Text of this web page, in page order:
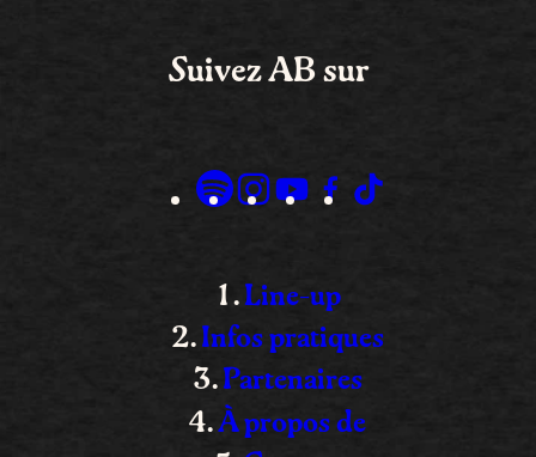
Suivez AB sur
Line-up
Infos pratiques
Partenaires
À propos de